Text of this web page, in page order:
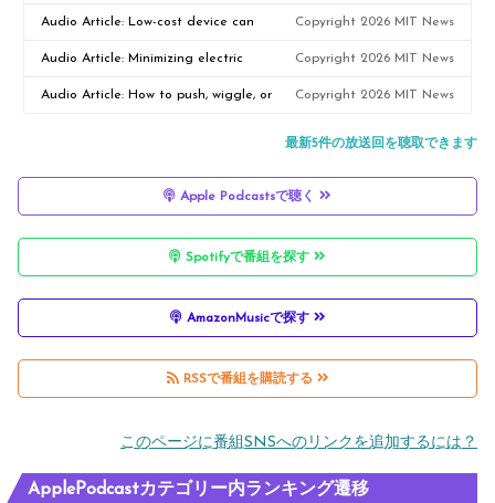
power of Africa's people — Mai Hassan
range kid from Maine is helping green-
up industrial practices — Desirée Plata
Audio Article: Low-cost device can
measure air pollution anywhere
Copyright 2026 MIT News
Audio Article: Minimizing electric
vehicles’ impact on the grid
Copyright 2026 MIT News
Audio Article: How to push, wiggle, or Copyright 2026 MIT News
最新5件の放送回を聴取できます
Apple Podcastsで聴く
Spotifyで番組を探す
AmazonMusicで探す
RSSで番組を購読する
このページに番組SNSへのリンクを追加するには？
ApplePodcastカテゴリー内ランキング遷移